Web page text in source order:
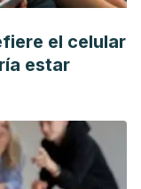
el celular
estar